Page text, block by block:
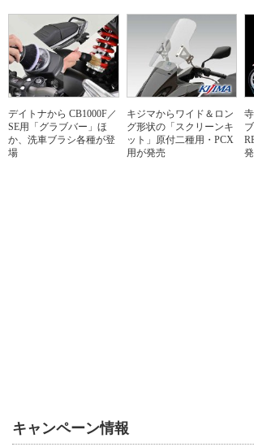
デイトナから CB1000F／
SE用「グラブバー」ほ
か、洗車ブラシ各種が登
場
キジマからワイド＆ロン
グ形状の「スクリーンキ
ット」原付二種用・PCX
用が発売
キャンペーン情報